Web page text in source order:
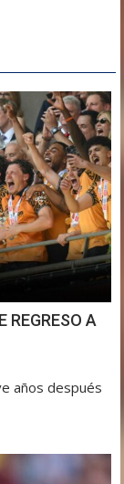
REGRESO A
años después